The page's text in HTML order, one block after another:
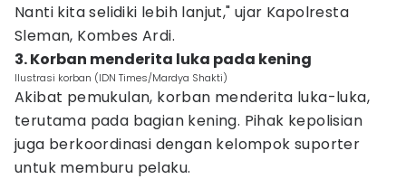
Nanti kita selidiki lebih lanjut," ujar Kapolresta
Sleman, Kombes Ardi.
3. Korban menderita luka pada kening
Ilustrasi korban (IDN Times/Mardya Shakti)
Akibat pemukulan, korban menderita luka-luka,
terutama pada bagian kening. Pihak kepolisian
juga berkoordinasi dengan kelompok suporter
untuk memburu pelaku.